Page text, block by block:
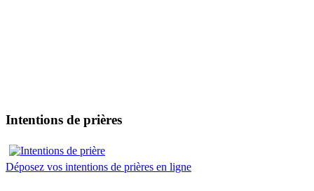
Intentions de prières
Déposez vos intentions de prières en ligne